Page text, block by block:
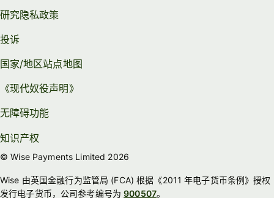
研究隐私政策
投诉
国家/地区站点地图
《现代奴役声明》
无障碍功能
知识产权
© Wise Payments Limited 2026
Wise 由英国金融行为监管局 (FCA) 根据《2011 年电子货币条例》授权
发行电子货币，公司参考编号为900507。